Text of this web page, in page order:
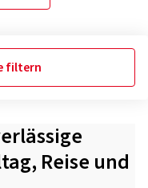
filtern
Reise und